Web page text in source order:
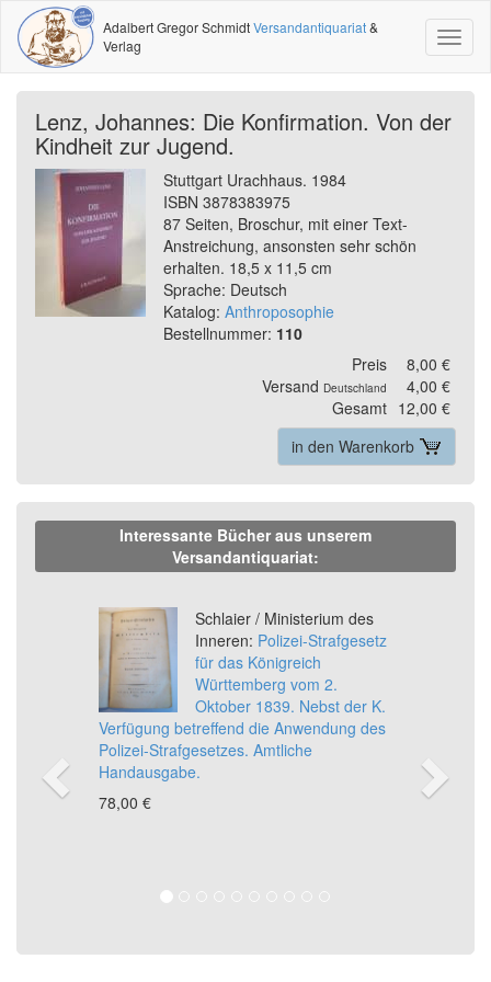
Adalbert Gregor SchmidtVersandantiquariat&
Verlag
Lenz, Johannes: Die Konfirmation. Von der
Kindheit zur Jugend.
Stuttgart Urachhaus. 1984
ISBN 3878383975
87 Seiten, Broschur, mit einer Text-
Anstreichung, ansonsten sehr schön
erhalten. 18,5 x 11,5 cm
Sprache: Deutsch
Katalog: Anthroposophie
Bestellnummer: 110
Preis
8,00 €
Versand Deutschland
4,00 €
Gesamt 12,00 €
in den Warenkorb
Interessante Bücher aus unserem
Versandantiquariat:
Schlaier / Ministerium des
Inneren: Polizei-Strafgesetz
für das Königreich
Württemberg vom 2.
Oktober 1839. Nebst der K.
Verfügung betreffend die Anwendung des
Polizei-Strafgesetzes. Amtliche
Handausgabe.
78,00 €
Previous